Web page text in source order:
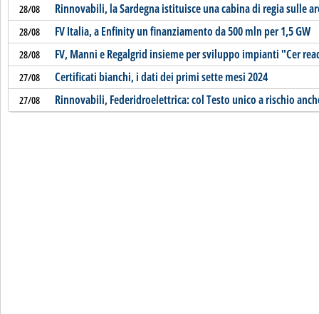
28/08 Rinnovabili, la Sardegna istituisce una cabina di regia sulle
28/08 FV Italia, a Enfinity un finanziamento da 500 mln per 1,5 GW
28/08 FV, Manni e Regalgrid insieme per sviluppo impianti "Cer
27/08 Certificati bianchi, i dati dei primi sette mesi 2024
27/08 Rinnovabili, Federidroelettrica: col Testo unico a rischio